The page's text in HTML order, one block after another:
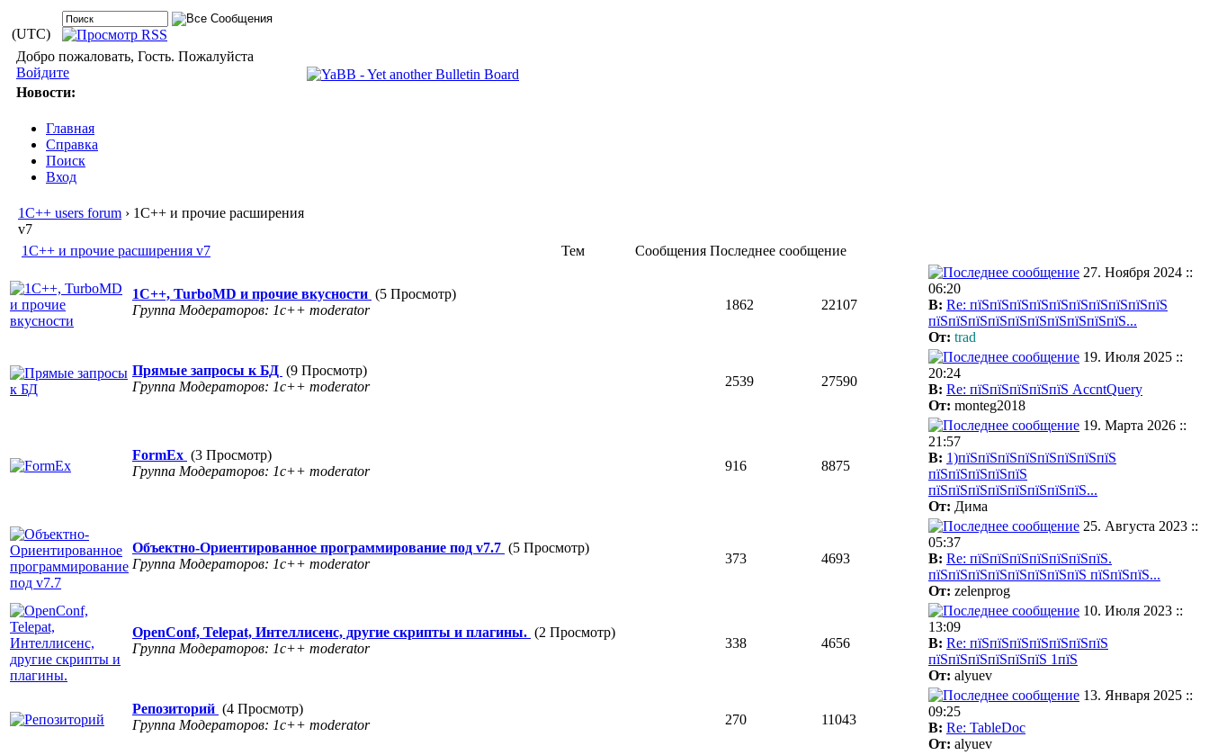
(UTC)
Добро пожаловать, Гость. Пожалуйста
Войдите
Новости:
Главная
Справка
Поиск
Вход
1С++ users forum › 1С++ и прочие расширения
v7
1С++ и прочие расширения v7
Тем Сообщения Последнее сообщение
1С++, TurboMD и прочие вкусности (5 Просмотр)
Группа Модераторов: 1c++ moderator
1862 22107
27. Ноября 2024 ::
06:20
В: Re: пїЅпїЅпїЅпїЅпїЅпїЅпїЅпїЅпїЅпїЅ
пїЅпїЅпїЅпїЅпїЅпїЅпїЅпїЅпїЅпїЅ...
От: trad
Прямые запросы к БД (9 Просмотр)
Группа Модераторов: 1c++ moderator
2539 27590
19. Июля 2025 ::
20:24
В: Re: пїЅпїЅпїЅпїЅпїЅ AccntQuery
От: monteg2018
FormEx (3 Просмотр)
Группа Модераторов: 1c++ moderator
916 8875
19. Марта 2026 ::
21:57
В: 1)пїЅпїЅпїЅпїЅпїЅпїЅпїЅпїЅ
пїЅпїЅпїЅпїЅпїЅ
пїЅпїЅпїЅпїЅпїЅпїЅпїЅпїЅ...
От: Дима
Объектно-Ориентированное программирование под v7.7 (5 Просмотр)
Группа Модераторов: 1c++ moderator
373 4693
25. Августа 2023 ::
05:37
В: Re: пїЅпїЅпїЅпїЅпїЅпїЅпїЅ.
пїЅпїЅпїЅпїЅпїЅпїЅпїЅпїЅ пїЅпїЅпїЅ...
От: zelenprog
OpenConf, Telepat, Интеллисенс, другие скрипты и плагины. (2 Просмотр)
Группа Модераторов: 1c++ moderator
338 4656
10. Июля 2023 ::
13:09
В: Re: пїЅпїЅпїЅпїЅпїЅпїЅпїЅ
пїЅпїЅпїЅпїЅпїЅпїЅ 1пїЅ
От: alyuev
Репозиторий (4 Просмотр)
Группа Модераторов: 1c++ moderator
270 11043
13. Января 2025 ::
09:25
В: Re: TableDoc
От: alyuev